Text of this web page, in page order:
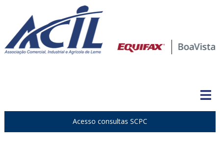
Acesso consultas SCPC